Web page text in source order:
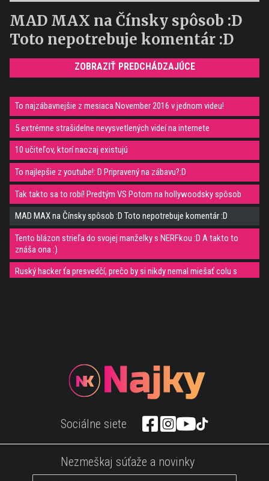
MAD MAX na Čínsky spôsob :D
Toto nepotrebuje komentár :D
ZOBRAZIŤ PREDCHÁDZAJÚCE
To najzábavnejšie z mesiaca November 2016 v jednom videu!
5 extrémne strašidelne nevysvetlených videí na internete
10 učiteľov, ktorí naozaj existujú
To najlepšie z youtube!: D Pripravený na zábavu?:D
Tak takto sa to robí! Predtým VS Potom na hollywoodsky spôsob
MAD MAX na Čínsky spôsob :D Toto nepotrebuje komentár :D
Tento blázon strieľa do svojej manželky s NERFkou :D A takto to
znáša ona :)
Ruský hacker ťa presvedčí, prečo by si nikdy nemal miešať colu s
Neuveriteľné! Toto dokážu naozaj len niektorí ľudia na svete!
WAU! Shaolinski mnísi urobili orinálny Mannequin Challenge! To musíš
vidieť do konca!
Keď sa deťom darí :D Fail kompilácia, ktorá ti s príjemní dnešný deň :)
Sociálne siete
Nezmeškaj súťaže a novinky